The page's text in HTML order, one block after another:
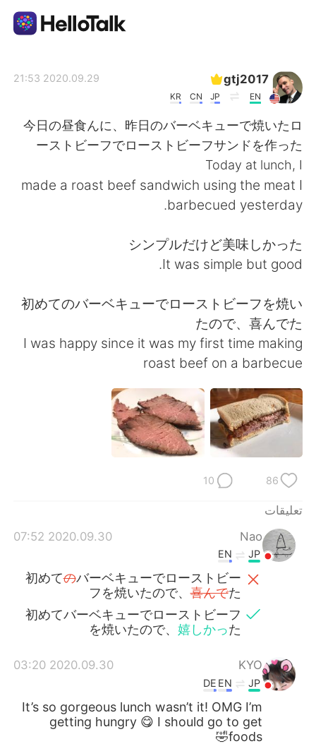
العربية
简体中文
Español
Italiano
Tiếng Việt
gtj2017
EN
JP
CN
KR
2020.09.29 21:53
今日の昼食んに、昨日のバーベキューで焼いたロ
ーストビーフでローストビーフサンドを作った
Today at lunch, I
made a roast beef sandwich using the meat I
barbecued yesterday.
シンプルだけど美味しかった
It was simple but good.
初めてのバーベキューでローストビーフを焼い
たので、喜んでた
I was happy since it was my first time making
roast beef on a barbecue
86
10
تعليقات
Nao
2020.09.30 07:52
JP
EN
初めてのバーベキューでローストビー
フを焼いたので、喜んでた
初めてバーベキューでローストビーフ
を焼いたので、 嬉しかった
KYO
2020.09.30 03:20
JP
EN
DE
It’s so gorgeous lunch wasn’t it! OMG I’m
getting hungry 😋 I should go to get
foods🤣